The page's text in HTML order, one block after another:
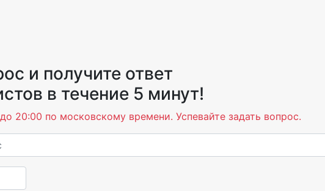
и получите ответ
в течение 5 минут!
20:00 по московскому времени. Успевайте задать вопрос.